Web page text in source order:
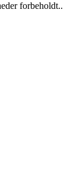
forbeholdt..